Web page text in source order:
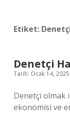
Etiket:
Denetçi
Tarih: Ocak 14, 2025
Denetçi olmak
ekonomisi ve